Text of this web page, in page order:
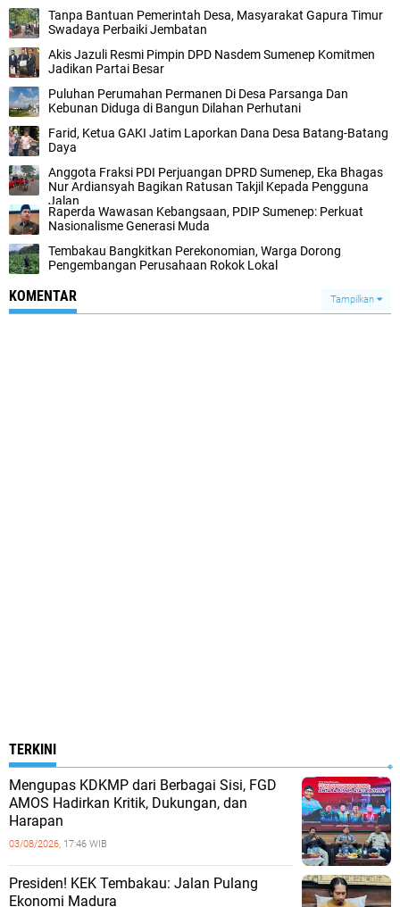
Tanpa Bantuan Pemerintah Desa, Masyarakat Gapura Timur
Swadaya Perbaiki Jembatan
Akis Jazuli Resmi Pimpin DPD Nasdem Sumenep Komitmen
Jadikan Partai Besar
Puluhan Perumahan Permanen Di Desa Parsanga Dan
Kebunan Diduga di Bangun Dilahan Perhutani
Farid, Ketua GAKI Jatim Laporkan Dana Desa Batang-Batang
Daya
Anggota Fraksi PDI Perjuangan DPRD Sumenep, Eka Bhagas
Nur Ardiansyah Bagikan Ratusan Takjil Kepada Pengguna
Jalan
Raperda Wawasan Kebangsaan, PDIP Sumenep: Perkuat
Nasionalisme Generasi Muda
Tembakau Bangkitkan Perekonomian, Warga Dorong
Pengembangan Perusahaan Rokok Lokal
KOMENTAR Tampilkan
TERKINI
Mengupas KDKMP dari Berbagai Sisi, FGD
AMOS Hadirkan Kritik, Dukungan, dan
Harapan
03/08/2026, 17:46 WIB
Presiden! KEK Tembakau: Jalan Pulang
Ekonomi Madura